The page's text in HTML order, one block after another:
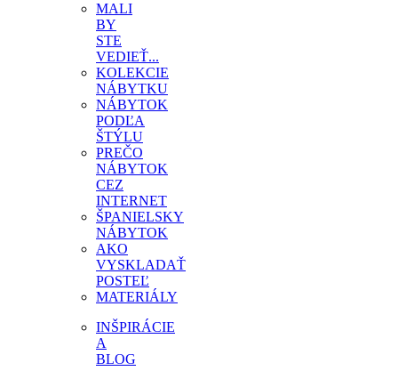
MALI
BY
STE
VEDIEŤ...
KOLEKCIE
NÁBYTKU
NÁBYTOK
PODĽA
ŠTÝLU
PREČO
NÁBYTOK
CEZ
INTERNET
ŠPANIELSKY
NÁBYTOK
AKO
VYSKLADAŤ
POSTEĽ
MATERIÁLY
INŠPIRÁCIE
A
BLOG